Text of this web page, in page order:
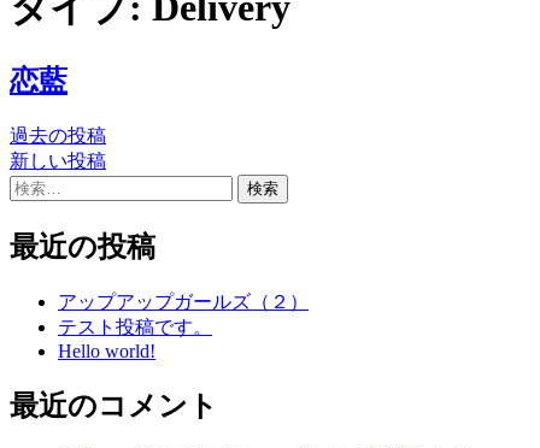
恋藍
投
稿
ビ
ョ
過去の投稿
新しい投稿
検
最近の投稿
アップアップガールズ（２）
テスト投稿です。
Hello world!
最近のコメント